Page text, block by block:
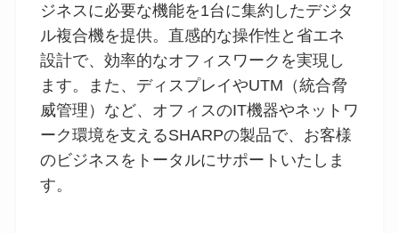
ジネスに必要な機能を1台に集約したデジタ
ル複合機を提供。直感的な操作性と省エネ
設計で、効率的なオフィスワークを実現し
ます。また、ディスプレイやUTM（統合脅
威管理）など、オフィスのIT機器やネットワ
ーク環境を支えるSHARPの製品で、お客様
のビジネスをトータルにサポートいたしま
す。